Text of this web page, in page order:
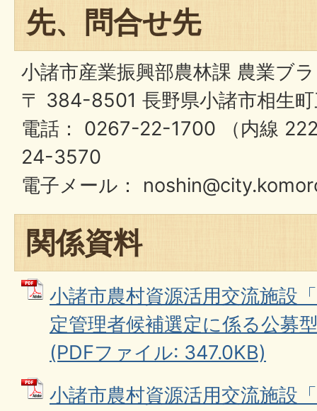
先、問合せ先
小諸市産業振興部農林課 農業ブ
〒 384-8501 長野県小諸市相生
電話： 0267-22-1700 （内線
24-3570
電子メール：
関係資料
小諸市農村資源活用交流施設
定管理者候補選定に係る公募
(PDFファイル: 347.0KB)
小諸市農村資源活用交流施設